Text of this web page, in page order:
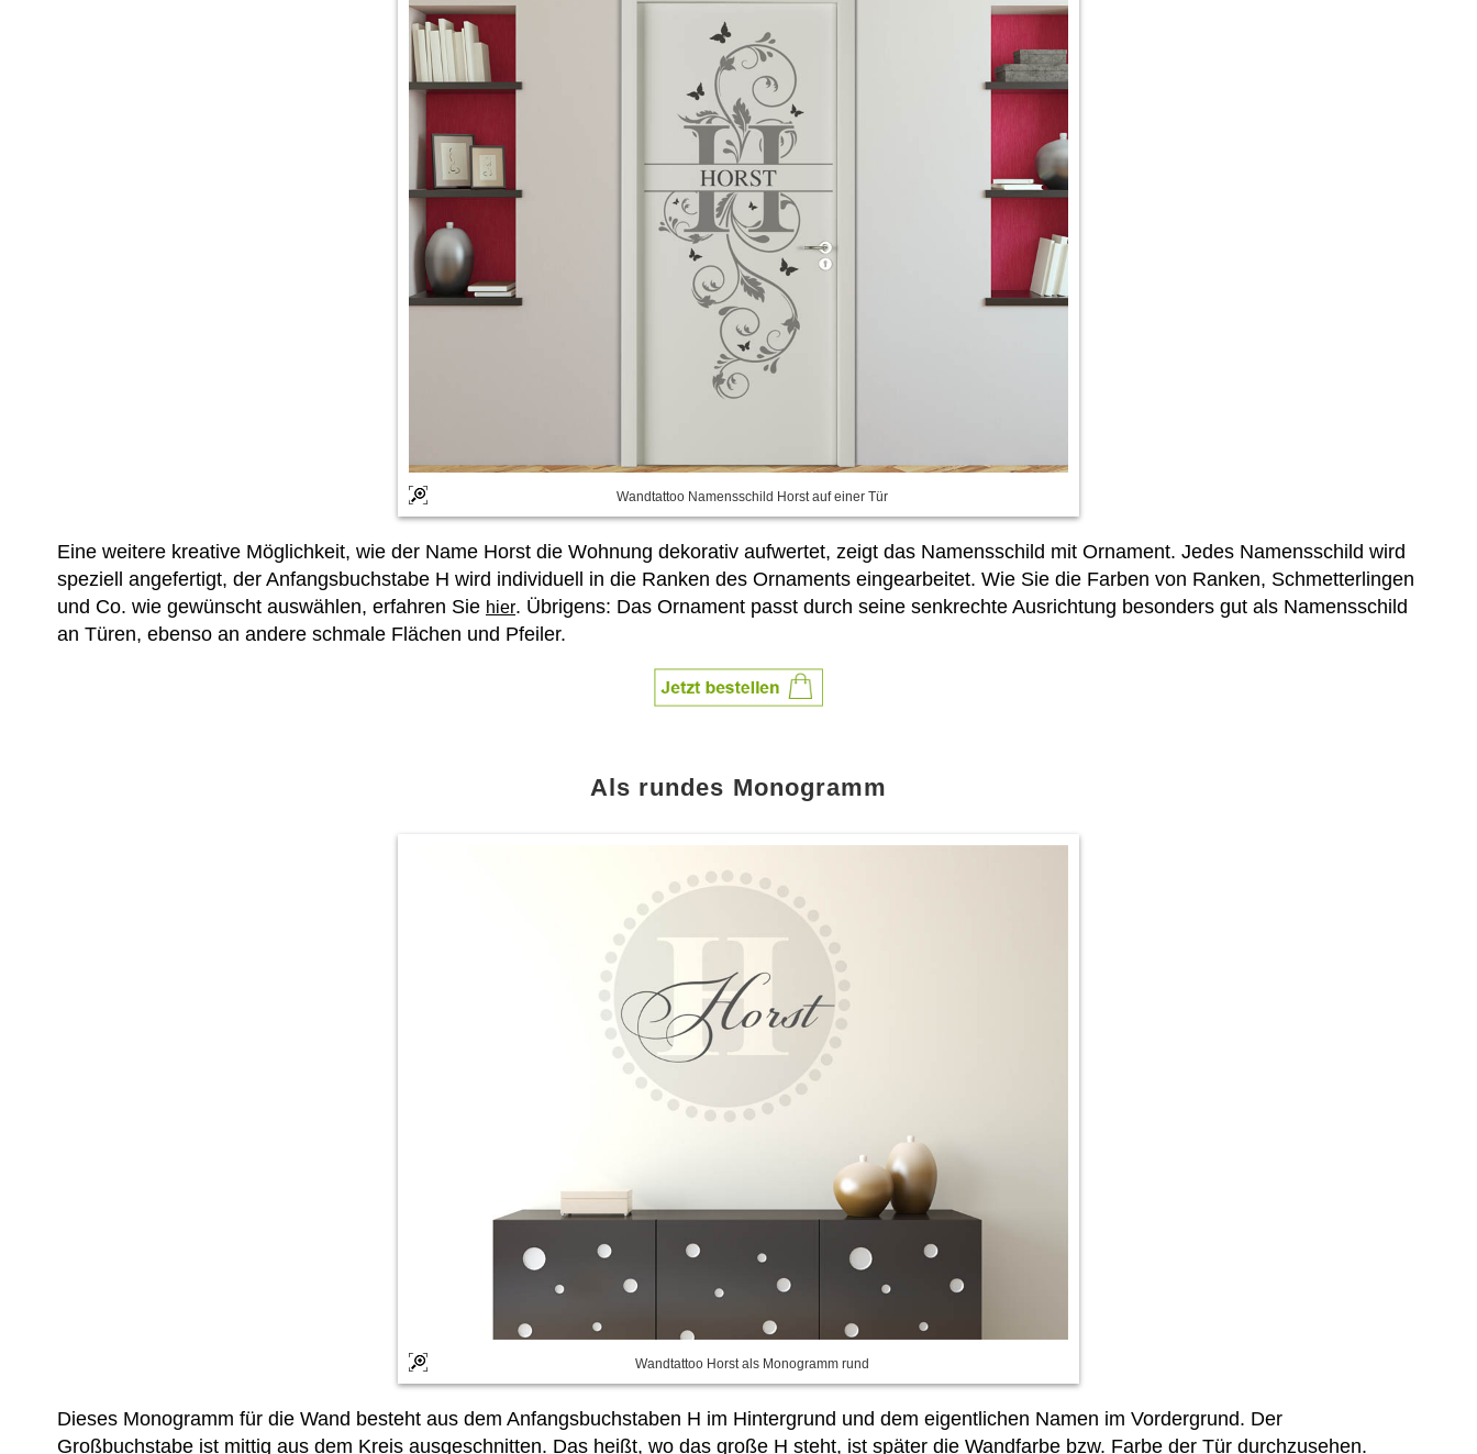
Wandtattoo Namensschild Horst auf einer Tür
Eine weitere kreative Möglichkeit, wie der Name Horst die Wohnung dekorativ aufwertet, zeigt das Namensschild mit Ornament. Jedes Namensschild wird
speziell angefertigt, der Anfangsbuchstabe H wird individuell in die Ranken des Ornaments eingearbeitet. Wie Sie die Farben von Ranken, Schmetterlingen
und Co. wie gewünscht auswählen, erfahren Sie hier. Übrigens: Das Ornament passt durch seine senkrechte Ausrichtung besonders gut als Namensschild
an Türen, ebenso an andere schmale Flächen und Pfeiler.
Als rundes Monogramm
Wandtattoo Horst als Monogramm rund
Dieses Monogramm für die Wand besteht aus dem Anfangsbuchstaben H im Hintergrund und dem eigentlichen Namen im Vordergrund. Der
Großbuchstabe ist mittig aus dem Kreis ausgeschnitten. Das heißt, wo das große H steht, ist später die Wandfarbe bzw. Farbe der Tür durchzusehen.